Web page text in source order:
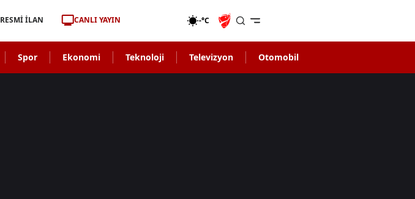
RESMİ İLAN CANLI YAYIN -°C
Spor Ekonomi Teknoloji Televizyon Otomobil